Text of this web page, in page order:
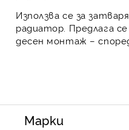
Използва се за
радиатор. Предлага
десен монтаж –
Марки